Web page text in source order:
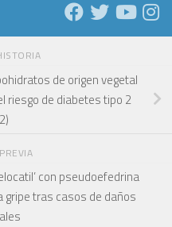
de origen vegetal
riesgo de diabetes tipo 2
con pseudoefedrina
tras casos de daños